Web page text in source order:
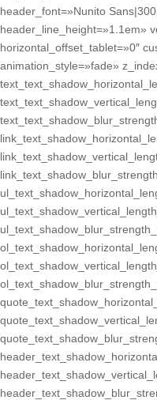
header_font=»Nunito
header_line_height=»1.1em»
horizontal_offset_tablet=»0″
animation_style=»fade»